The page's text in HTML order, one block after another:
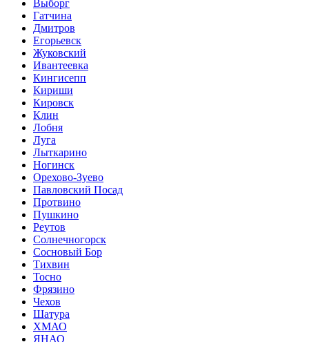
Выборг
Гатчина
Дмитров
Егорьевск
Жуковский
Ивантеевка
Кингисепп
Кириши
Кировск
Клин
Лобня
Луга
Лыткарино
Ногинск
Орехово-Зуево
Павловский Посад
Протвино
Пушкино
Реутов
Солнечногорск
Сосновый Бор
Тихвин
Тосно
Фрязино
Чехов
Шатура
ХМАО
ЯНАО